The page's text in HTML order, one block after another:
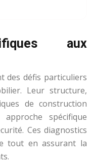
aux
des défis particuliers
Leur structure,
de construction
spécifique
Ces diagnostics
tout en assurant la